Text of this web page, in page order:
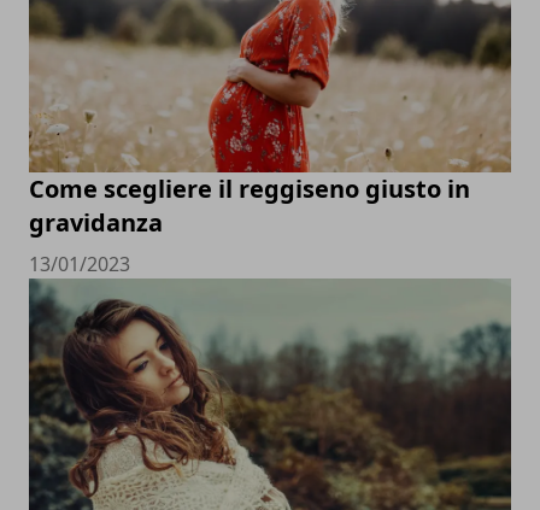
Come scegliere il reggiseno giusto in
gravidanza
13/01/2023